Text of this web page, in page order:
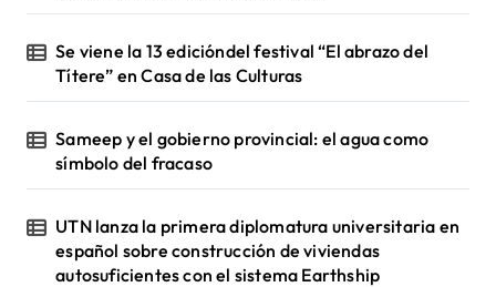
Se viene la 13 edicióndel festival “El abrazo del
Títere” en Casa de las Culturas
Sameep y el gobierno provincial: el agua como
símbolo del fracaso
UTN lanza la primera diplomatura universitaria en
español sobre construcción de viviendas
autosuficientes con el sistema Earthship